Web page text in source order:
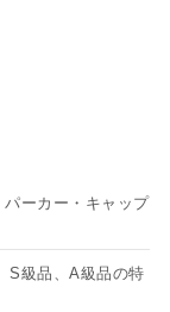
ーカー・キャップ
S級品、A級品の特